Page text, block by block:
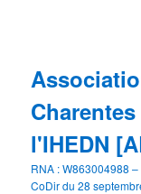
l'IHEDN
RNA : W863004988
CoDir du 28